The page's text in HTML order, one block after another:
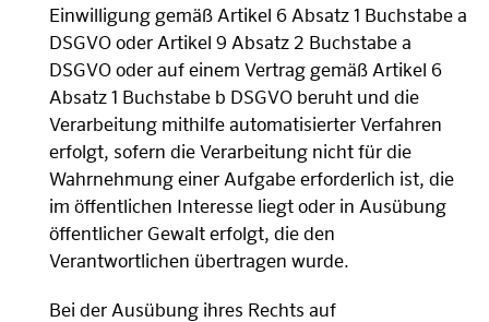
Einwilligung gemäß Artikel 6 Absatz 1 Buchstabe a
DSGVO oder Artikel 9 Absatz 2 Buchstabe a
DSGVO oder auf einem Vertrag gemäß Artikel 6
Absatz 1 Buchstabe b DSGVO beruht und die
Verarbeitung mithilfe automatisierter Verfahren
erfolgt, sofern die Verarbeitung nicht für die
Wahrnehmung einer Aufgabe erforderlich ist, die
im öffentlichen Interesse liegt oder in Ausübung
öffentlicher Gewalt erfolgt, die den
Verantwortlichen übertragen wurde.
Bei der Ausübung ihres Rechts auf